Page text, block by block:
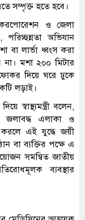
সম্পৃক্ত হতে হবে।
ও জেলা
অভিযান
বা লার্ভা ধ্বংস করা
না। মশা ২০০ মিটার
দিয়ে ঘরে ঢুকে
লড়াই।
স্বাস্থ্যমন্ত্রী বলেন,
জলাবদ্ধ এলাকা ও
করলে এই যুদ্ধে জয়ী
বা ব্যক্তির পক্ষে এ
সমন্বিত জাতীয়
ব্যবস্থার